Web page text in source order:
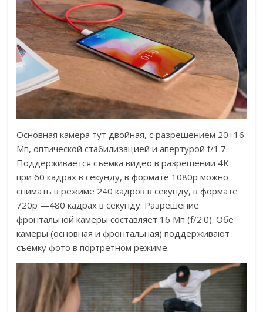
Основная камера тут двойная, с разрешением 20+16
Мп, оптической стабилизацией и апертурой f/1.7.
Поддерживается съемка видео в разрешении 4K
при 60 кадрах в секунду, в формате 1080p можно
снимать в режиме 240 кадров в секунду, в формате
720p —480 кадрах в секунду. Разрешение
фронтальной камеры составляет 16 Мп (f/2.0). Обе
камеры (основная и фронтальная) поддерживают
съемку фото в портретном режиме.